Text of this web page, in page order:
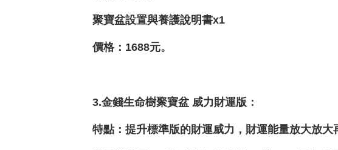
聚寶盆設置與養護說明書x1
價格：1688元。
3.金錢生命樹聚寶盆 威力財運版：
特點：提升標準版的財運威力，財運能量放大放大